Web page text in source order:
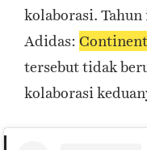
kolaborasi.
Adidas:
tersebut tidak
kolaborasi